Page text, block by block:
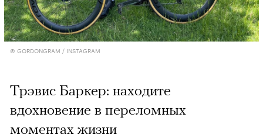
© GORDONGRAM / INSTAGRAM
Трэвис Баркер: находите
вдохновение в переломных
моментах жизни